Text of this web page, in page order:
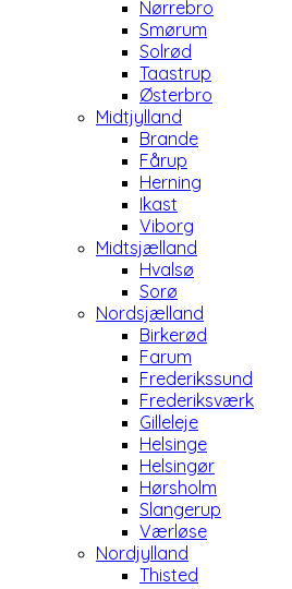
Nørrebro
Smørum
Solrød
Taastrup
Østerbro
Midtjylland
Brande
Fårup
Herning
Ikast
Viborg
Midtsjælland
Hvalsø
Sorø
Nordsjælland
Birkerød
Farum
Frederikssund
Frederiksværk
Gilleleje
Helsinge
Helsingør
Hørsholm
Slangerup
Værløse
Nordjylland
Thisted